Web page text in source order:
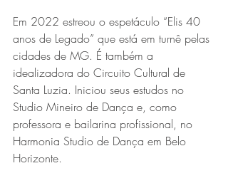
Em 2022 estreou o espetáculo “Elis 40
anos de Legado” que está em turnê pelas
cidades de MG. É também a
idealizadora do Circuito Cultural de
Santa Luzia. Iniciou seus estudos no
Studio Mineiro de Dança e, como
professora e bailarina profissional, no
Harmonia Studio de Dança em Belo
Horizonte.